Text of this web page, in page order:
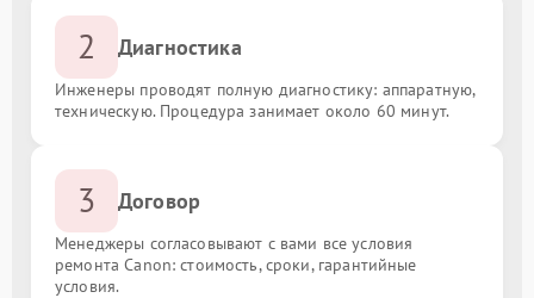
2 Диагностика
Инженеры проводят полную диагностику: аппаратную,
техническую. Процедура занимает около 60 минут.
3 Договор
Менеджеры согласовывают с вами все условия
ремонта Canon: стоимость, сроки, гарантийные
условия.